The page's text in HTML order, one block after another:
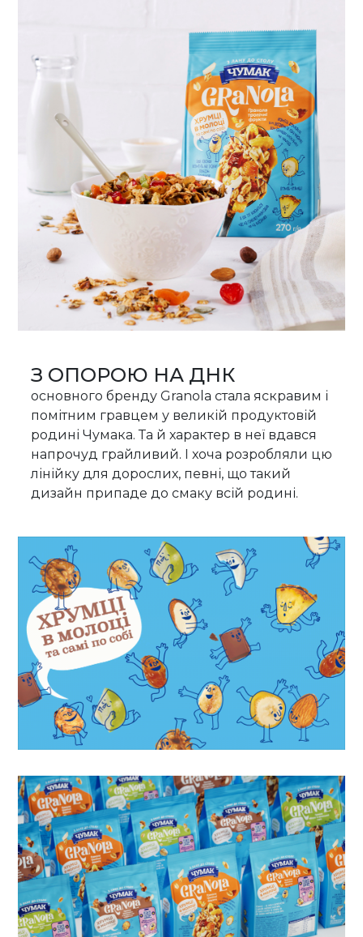
З ОПОРОЮ НА ДНК
основного бренду Granola стала яскравим і
помітним гравцем у великій продуктовій
родині Чумака. Та й характер в неї вдався
напрочуд грайливий. І хоча розробляли цю
лінійку для дорослих, певні, що такий
дизайн припаде до смаку всій родині.